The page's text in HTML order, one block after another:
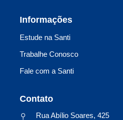
Informações
Estude na Santi
Trabalhe Conosco
Fale com a Santi
Contato
Rua Abílio Soares, 425